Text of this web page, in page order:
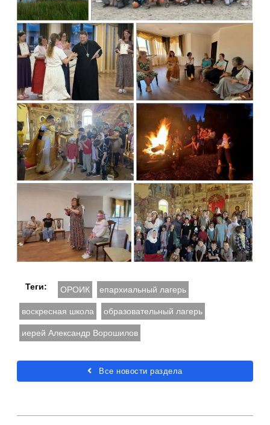
Теги: ОРОИК епархиальный лагерь
воскресная школа образовательный лагерь
иерей Александр Ворошилов
Все новости раздела